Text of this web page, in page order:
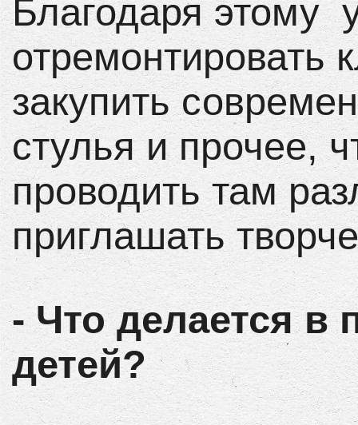
Благодаря этому
отремонтировать
закупить
стулья и прочее,
проводить там
приглашать
- Что делается в
детей?